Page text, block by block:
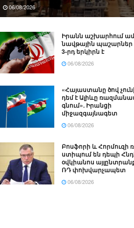
06/08/2026
Իրանն աշխարհում
նավթային պաշարներ
3-րդ երկիրն է
06/08/2026
«Հայաստանը ծով
դեմ է Ալիևը
գնում». Իրանցի
միջազգայնագետ
06/08/2026
Բոսֆորի և Հորմուզի
ստիպում են դեպի
օվկիանոս
ՌԴ փոխվարչապետ
06/08/2026